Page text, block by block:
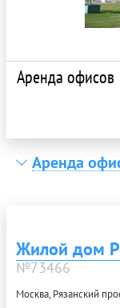
Аренда офисов
Аренда
Жилой дом
№73466
Москва, Рязанский